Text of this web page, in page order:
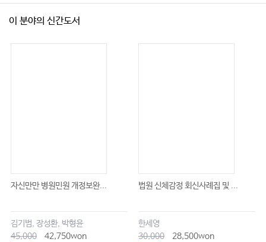
이 분야의 신간도서
자신만만 병원민원 개정보완...
김기범, 장성환, 박형윤
45,000
42,750won
법원 신체감정 회신사례집 및 ...
한세영
30,000
28,500won